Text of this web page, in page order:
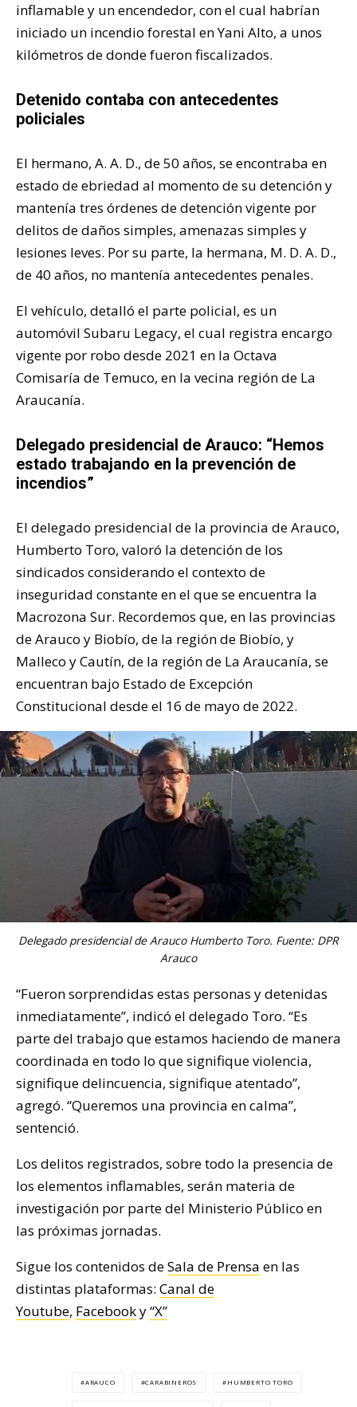
inflamable y un encendedor, con el cual habrían
iniciado un incendio forestal en Yani Alto, a unos
kilómetros de donde fueron fiscalizados.
Detenido contaba con antecedentes
policiales
El hermano, A. A. D., de 50 años, se encontraba en
estado de ebriedad al momento de su detención y
mantenía tres órdenes de detención vigente por
delitos de daños simples, amenazas simples y
lesiones leves. Por su parte, la hermana, M. D. A. D.,
de 40 años, no mantenía antecedentes penales.
El vehículo, detalló el parte policial, es un
automóvil Subaru Legacy, el cual registra encargo
vigente por robo desde 2021 en la Octava
Comisaría de Temuco, en la vecina región de La
Araucanía.
Delegado presidencial de Arauco: “Hemos
estado trabajando en la prevención de
incendios”
El delegado presidencial de la provincia de Arauco,
Humberto Toro, valoró la detención de los
sindicados considerando el contexto de
inseguridad constante en el que se encuentra la
Macrozona Sur. Recordemos que, en las provincias
de Arauco y Biobío, de la región de Biobío, y
Malleco y Cautín, de la región de La Araucanía, se
encuentran bajo Estado de Excepción
Constitucional desde el 16 de mayo de 2022.
Delegado presidencial de Arauco Humberto Toro. Fuente: DPR
Arauco
“Fueron sorprendidas estas personas y detenidas
inmediatamente”, indicó el delegado Toro. “Es
parte del trabajo que estamos haciendo de manera
coordinada en todo lo que signifique violencia,
signifique delincuencia, signifique atentado”,
agregó. “Queremos una provincia en calma”,
sentenció.
Los delitos registrados, sobre todo la presencia de
los elementos inflamables, serán materia de
investigación por parte del Ministerio Público en
las próximas jornadas.
Sigue los contenidos deSala de Prensa en las
distintas plataformas: Canal de
Youtube, Facebooky“X”
ARAUCO CARABINEROS HUMBERTO TORO